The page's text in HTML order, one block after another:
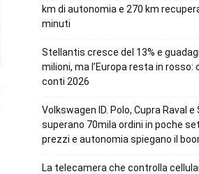
km di autonomia e 270 km
minuti
Stellantis cresce del 13% e
milioni, ma l’Europa resta in rosso:
conti 2026
Volkswagen ID. Polo, Cupra Raval e
superano 70mila ordini in poche
prezzi e autonomia spiegano il
La telecamera che controlla